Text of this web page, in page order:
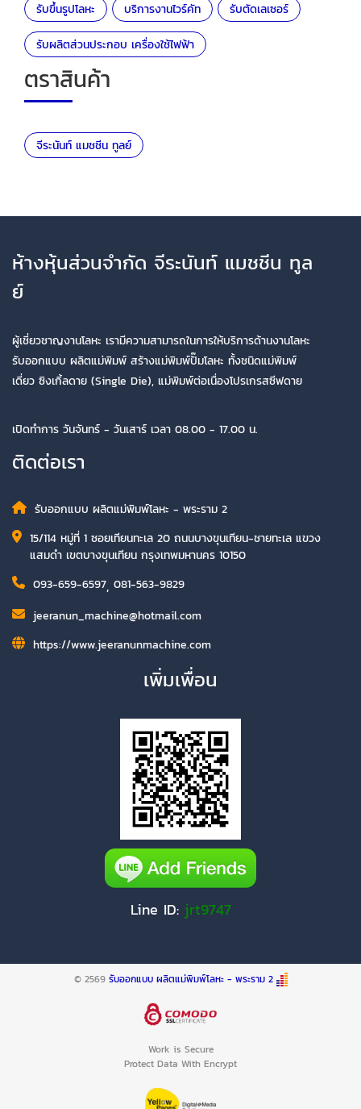
รับขึ้นรูปโลหะ บริการงานไวร์คัท รับตัดเลเซอร์
รับผลิตส่วนประกอบ เครื่องใช้ไฟฟ้า
ตราสินค้า
จีระนันท์ แมชชีน ทูลย์
ห้างหุ้นส่วนจำกัด จีระนันท์ แมชชีน ทูล
ย์
ผู้เชี่ยวชาญงานโลหะ เรามีความสามารถในการให้บริการด้านงานโลหะ
รับออกแบบ ผลิตแม่พิมพ์ สร้างแม่พิมพ์ปั๊มโลหะ ทั้งชนิดแม่พิมพ์
เดี่ยว ซิงเกิ้ลดาย (Single Die), แม่พิมพ์ต่อเนื่องโปรเกรสซีฟดาย
เปิดทำการ วันจันทร์ - วันเสาร์ เวลา 08.00 - 17.00 น.
ติดต่อเรา
รับออกแบบ ผลิตแม่พิมพ์โลหะ - พระราม 2
15/114 หมู่ที่ 1 ซอยเทียนทะเล 20 ถนนบางขุนเทียน-ชายทะเล แขวง
แสมดำ เขตบางขุนเทียน กรุงเทพมหานคร 10150
093-659-6597, 081-563-9829
jeeranun_machine@hotmail.com
https://www.jeeranunmachine.com
เพิ่มเพื่อน
Line ID: jrt9747
© 2569 รับออกแบบ ผลิตแม่พิมพ์โลหะ - พระราม 2
Work is Secure
Protect Data With Encrypt